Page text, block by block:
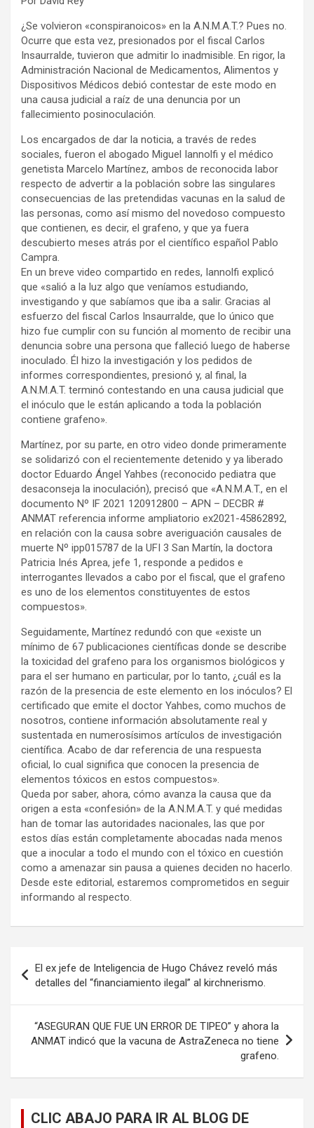
¿Se volvieron «conspiranoicos» en la A.N.M.A.T.? Pues no.
Ocurre que esta vez, presionados por el fiscal Carlos
Insaurralde, tuvieron que admitir lo inadmisible. En rigor, la
Administración Nacional de Medicamentos, Alimentos y
Dispositivos Médicos debió contestar de este modo en
una causa judicial a raíz de una denuncia por un
fallecimiento posinoculación.
Los encargados de dar la noticia, a través de redes
sociales, fueron el abogado Miguel Iannolfi y el médico
genetista Marcelo Martínez, ambos de reconocida labor
respecto de advertir a la población sobre las singulares
consecuencias de las pretendidas vacunas en la salud de
las personas, como así mismo del novedoso compuesto
que contienen, es decir, el grafeno, y que ya fuera
descubierto meses atrás por el científico español Pablo
Campra.
En un breve video compartido en redes, Iannolfi explicó
que «salió a la luz algo que veníamos estudiando,
investigando y que sabíamos que iba a salir. Gracias al
esfuerzo del fiscal Carlos Insaurralde, que lo único que
hizo fue cumplir con su función al momento de recibir una
denuncia sobre una persona que falleció luego de haberse
inoculado. Él hizo la investigación y los pedidos de
informes correspondientes, presionó y, al final, la
A.N.M.A.T. terminó contestando en una causa judicial que
el inóculo que le están aplicando a toda la población
contiene grafeno».
Martínez, por su parte, en otro video donde primeramente
se solidarizó con el recientemente detenido y ya liberado
doctor Eduardo Ángel Yahbes (reconocido pediatra que
desaconseja la inoculación), precisó que «A.N.M.A.T., en el
documento Nº IF 2021 120912800 – APN – DECBR #
ANMAT referencia informe ampliatorio ex2021-45862892,
en relación con la causa sobre averiguación causales de
muerte Nº ipp015787 de la UFI 3 San Martín, la doctora
Patricia Inés Aprea, jefe 1, responde a pedidos e
interrogantes llevados a cabo por el fiscal, que el grafeno
es uno de los elementos constituyentes de estos
compuestos».
Seguidamente, Martínez redundó con que «existe un
mínimo de 67 publicaciones científicas donde se describe
la toxicidad del grafeno para los organismos biológicos y
para el ser humano en particular, por lo tanto, ¿cuál es la
razón de la presencia de este elemento en los inóculos? El
certificado que emite el doctor Yahbes, como muchos de
nosotros, contiene información absolutamente real y
sustentada en numerosísimos artículos de investigación
científica. Acabo de dar referencia de una respuesta
oficial, lo cual significa que conocen la presencia de
elementos tóxicos en estos compuestos».
Queda por saber, ahora, cómo avanza la causa que da
origen a esta «confesión» de la A.N.M.A.T. y qué medidas
han de tomar las autoridades nacionales, las que por
estos días están completamente abocadas nada menos
que a inocular a todo el mundo con el tóxico en cuestión
como a amenazar sin pausa a quienes deciden no hacerlo.
Desde este editorial, estaremos comprometidos en seguir
informando al respecto.
de
entradas
El ex jefe de Inteligencia de Hugo Chávez reveló más
detalles del “financiamiento ilegal” al kirchnerismo.
“ASEGURAN QUE FUE UN ERROR DE TIPEO” y ahora la
ANMAT indicó que la vacuna de AstraZeneca no tiene
grafeno.
CLIC ABAJO PARA IR AL BLOG DE